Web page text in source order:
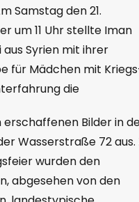
Samstag den 21.
um 11 Uhr stellte Iman
Syrien mit ihrer
für Mädchen mit
die
erschaffenen Bilder in
Wasserstraße 72 aus.
wurden den
abgesehen von den